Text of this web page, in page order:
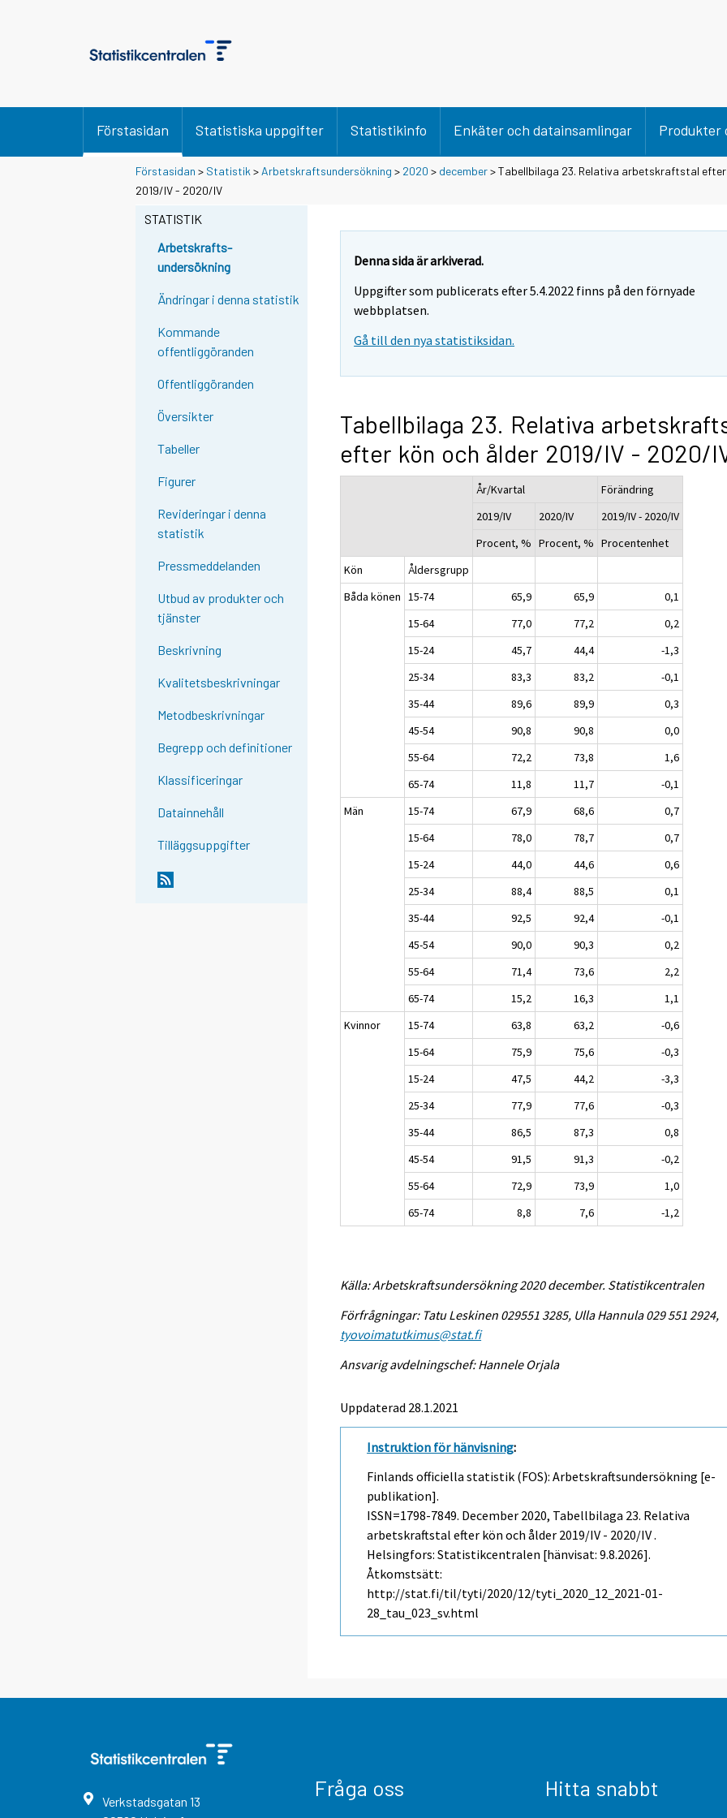
Förstasidan Statistiska uppgifter Statistikinfo Enkäter och datainsamlingar Produkter
Förstasidan > Statistik > Arbetskraftsundersökning > 2020 > december> Tabellbilaga 23. Relativa arbetskraftstal
2019/IV - 2020/IV
STATISTIK
Arbetskrafts-
undersökning
Ändringar i denna statistik
Kommande
offentliggöranden
Offentliggöranden
Översikter
Tabeller
Figurer
Revideringar i denna
statistik
Pressmeddelanden
Utbud av produkter och
tjänster
Beskrivning
Kvalitetsbeskrivningar
Metodbeskrivningar
Begrepp och definitioner
Klassificeringar
Datainnehåll
Tilläggsuppgifter
Denna sida är arkiverad.
Uppgifter som publicerats efter 5.4.2022 finns på den förnyade
webbplatsen.
Gå till den nya statistiksidan.
Tabellbilaga 23. Relativa
efter kön och ålder 2019/IV - 2020/
År/Kvartal
Förändring
2019/IV
2020/IV
2019/IV - 2020/IV
Procent, % Procent, % Procentenhet
Kön
Åldersgrupp
Båda könen 15-74 65,9 65,9
0,1
15-64
77,0 77,2
0,2
15-24
45,7 44,4
-1,3
25-34
83,3 83,2
-0,1
35-44
89,6 89,9
0,3
45-54
90,8 90,8
0,0
55-64
72,2 73,8
1,6
65-74
11,8 11,7
-0,1
Män
15-74 67,9 68,6
0,7
15-64
78,0 78,7
0,7
15-24
44,0 44,6
0,6
25-34
88,4 88,5
0,1
35-44
92,5 92,4
-0,1
45-54
90,0 90,3
0,2
55-64
71,4 73,6
2,2
65-74
15,2 16,3
1,1
Kvinnor
15-74 63,8 63,2
-0,6
15-64
75,9 75,6
-0,3
15-24
47,5 44,2
-3,3
25-34
77,9 77,6
-0,3
35-44
86,5 87,3
0,8
45-54
91,5 91,3
-0,2
55-64
72,9 73,9
1,0
65-74
8,8 7,6 -1,2
Källa: Arbetskraftsundersökning 2020 december. Statistikcentralen
Förfrågningar: Tatu Leskinen 029551 3285, Ulla Hannula 029 551 2924,
tyovoimatutkimus@stat.fi
Ansvarig avdelningschef: Hannele Orjala
Uppdaterad 28.1.2021
Instruktion för hänvisning:
Finlands officiella statistik (FOS): Arbetskraftsundersökning [e-
publikation].
ISSN=1798-7849. December 2020, Tabellbilaga 23. Relativa
arbetskraftstal efter kön och ålder 2019/IV - 2020/IV .
Helsingfors: Statistikcentralen [hänvisat: 9.8.2026].
Åtkomstsätt:
http://stat.fi/til/tyti/2020/12/tyti_2020_12_2021-01-
28_tau_023_sv.html
Verkstadsgatan 13
Fråga oss Hitta snabbt